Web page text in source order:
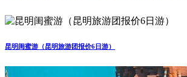
昆明闺蜜游（昆明旅游团报价6日游）